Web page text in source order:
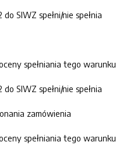
SIWZ spełni/nie spełnia
spełniania tego warunku
SIWZ spełni/nie spełnia
zamówienia
spełniania tego warunku